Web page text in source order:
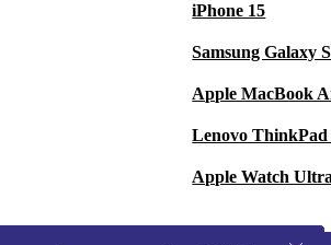
iPhone 15
Samsung Galaxy
Apple MacBook
Lenovo ThinkPad
Apple Watch